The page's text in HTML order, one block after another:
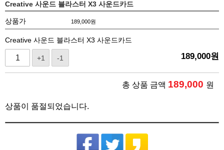
Creative 사운드 블라스터 X3 사운드카드
상품가 189,000원
Creative 사운드 블라스터 X3 사운드카드
+1 -1 189,000원
총 상품 금액 189,000 원
상품이 품절되었습니다.